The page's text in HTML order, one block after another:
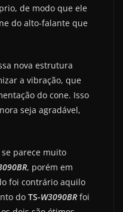
de modo que ele
do alto-falante que
nova estrutura
a vibração, que
do cone. Isso
seja agradável,
se parece muito
, porém em
foi contrário aquilo
do TS-W3090BR foi